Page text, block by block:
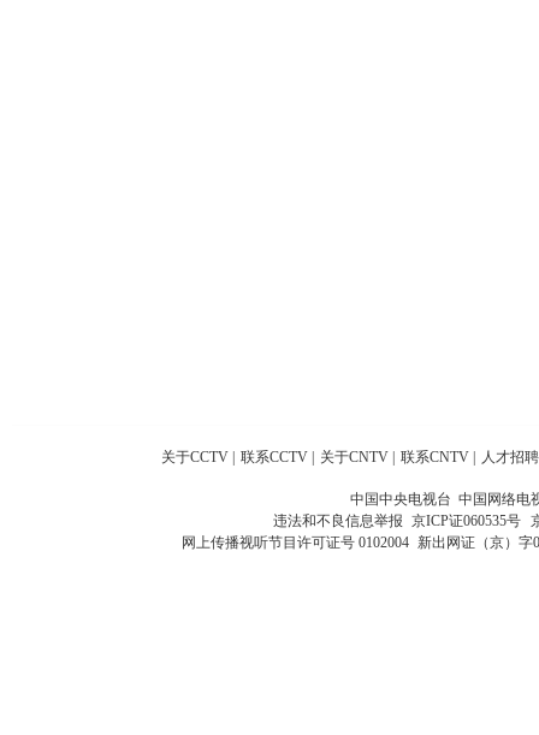
关于CCTV 联系CCTV 关于CNTV 联系CNTV 人才招聘
中国中央电视台 中国网络电
违法和不良信息举报 京ICP证060535号
网上传播视听节目许可证号 0102004 新出网证（京）